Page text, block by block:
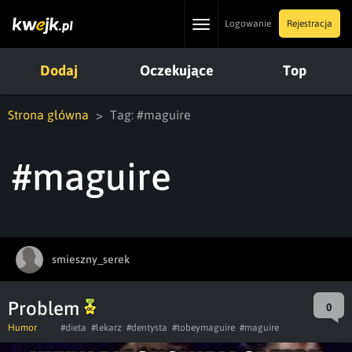
ToggleLogowanie Rejestracja
Dodaj Oczekujące Top
Strona główna Tag: #maguire
#maguire
smieszny_serek
Problem 0
Humor #dieta #lekarz #dentysta #tobeymaguire #maguire